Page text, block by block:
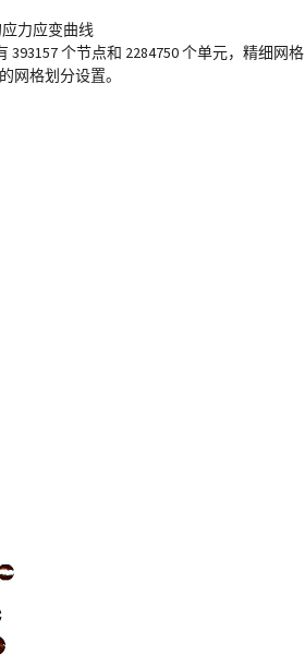
力应变曲线
个节点和 2284750 个单元，精细网格
网格划分设置。